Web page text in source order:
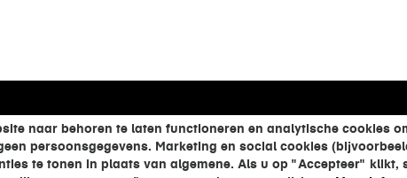
naar behoren te laten functioneren en analytische cookies
persoonsgegevens. Marketing en social cookies
te tonen in plaats van algemene. Als u op "Accepteer" klikt,